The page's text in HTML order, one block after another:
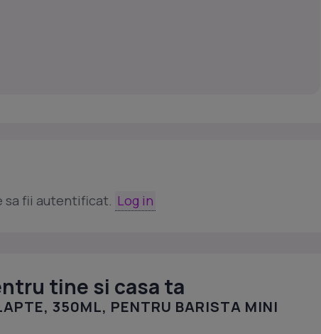
sa fii autentificat. Log in
tine si casa ta
350ML, PENTRU BARISTA MINI